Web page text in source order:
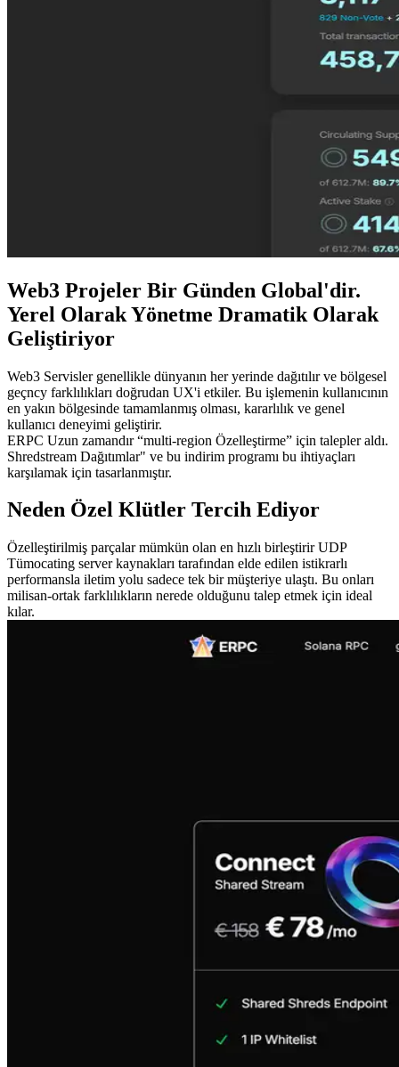
Web3 Projeler Bir Günden Global'dir.
Yerel Olarak Yönetme Dramatik Olarak
Geliştiriyor
Web3 Servisler genellikle dünyanın her yerinde dağıtılır ve bölgesel
geçncy farklılıkları doğrudan UX'i etkiler. Bu işlemenin kullanıcının
en yakın bölgesinde tamamlanmış olması, kararlılık ve genel
kullanıcı deneyimi geliştirir.
ERPC Uzun zamandır “multi-region Özelleştirme” için talepler aldı.
Shredstream Dağıtımlar" ve bu indirim programı bu ihtiyaçları
karşılamak için tasarlanmıştır.
Neden Özel Klütler Tercih Ediyor
Özelleştirilmiş parçalar mümkün olan en hızlı birleştirir UDP
Tümocating server kaynakları tarafından elde edilen istikrarlı
performansla iletim yolu sadece tek bir müşteriye ulaştı. Bu onları
milisan-ortak farklılıkların nerede olduğunu talep etmek için ideal
kılar.